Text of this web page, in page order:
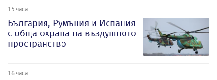
15 часа
България, Румъния и Испания
с обща охрана на въздушното
пространство
16 часа